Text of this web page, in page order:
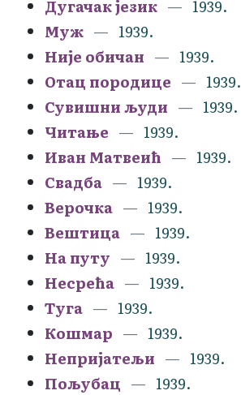
Дугачак језик
1939.
Муж
1939.
Није обичан
1939.
Отац породице
1939.
Сувишни људи
1939.
Читање
1939.
Иван Матвеић
1939.
Свадба
1939.
Верочка
1939.
Вештица
1939.
На путу
1939.
Несрећа
1939.
Туга
1939.
Кошмар
1939.
Непријатељи
1939.
Пољубац
1939.